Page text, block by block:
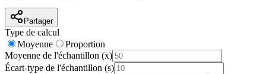
Partager
Type de calcul
Moyenne
Proportion
Moyenne de l'échantillon (x̄)
Écart-type de l'échantillon (s)